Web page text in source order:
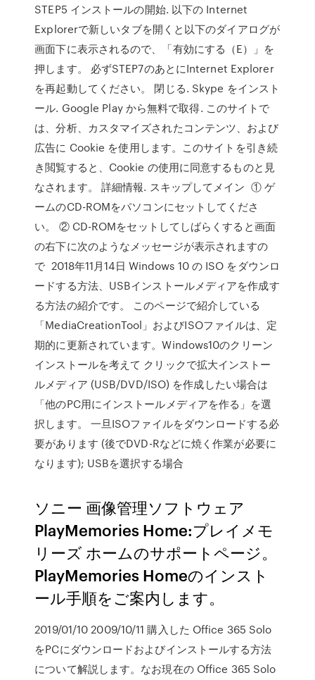
STEP5 インストールの開始. 以下の Internet
Explorerで新しいタブを開くと以下のダイアログが
画面下に表示されるので、「有効にする（E）」を
押します。 必ずSTEP7のあとにInternet Explorer
を再起動してください。 閉じる. Skype をインスト
ール. Google Play から無料で取得. このサイトで
は、分析、カスタマイズされたコンテンツ、および
広告に Cookie を使用します。このサイトを引き続
き閲覧すると、Cookie の使用に同意するものと見
なされます。 詳細情報. スキップしてメイン ① ゲ
ームのCD-ROMをパソコンにセットしてくださ
い。 ② CD-ROMをセットしてしばらくすると画面
の右下に次のようなメッセージが表示されますの
で 2018年11月14日 Windows 10 の ISO をダウンロ
ードする方法、USBインストールメディアを作成す
る方法の紹介です。 このページで紹介している
「MediaCreationTool」およびISOファイルは、定
期的に更新されています。Windows10のクリーン
インストールを考えて クリックで拡大インストー
ルメディア (USB/DVD/ISO) を作成したい場合は
「他のPC用にインストールメディアを作る」を選
択します。 一旦ISOファイルをダウンロードする必
要があります (後でDVD-Rなどに焼く作業が必要に
なります); USBを選択する場合
ソニー 画像管理ソフトウェア
PlayMemories Home:プレイメモ
リーズ ホームのサポートページ。
PlayMemories Homeのインスト
ール手順をご案内します。
2019/01/10 2009/10/11 購入した Office 365 Solo
をPCにダウンロードおよびインストールする方法
について解説します。なお現在の Office 365 Solo